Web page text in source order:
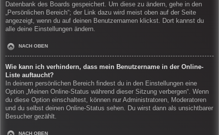
Datenbank des Boards gespeichert. Um diese zu ändern, gehe in den
„Persönlichen Bereich“; der Link dazu wird meist oben auf der Seite
angezeigt, wenn du auf deinen Benutzernamen klickst. Dort kannst du
alle deine Einstellungen ändern.
NACH OBEN
Wie kann ich verhindern, dass mein Benutzername in der Online-
Liste auftaucht?
In deinem persönlichen Bereich findest du in den Einstellungen eine
Option „Meinen Online-Status während dieser Sitzung verbergen“. Wenn
du diese Option einschaltest, können nur Administratoren, Moderatoren
und du selbst deinen Online-Status sehen. Du wirst dann als unsichtbarer
Besucher gezählt.
NACH OBEN